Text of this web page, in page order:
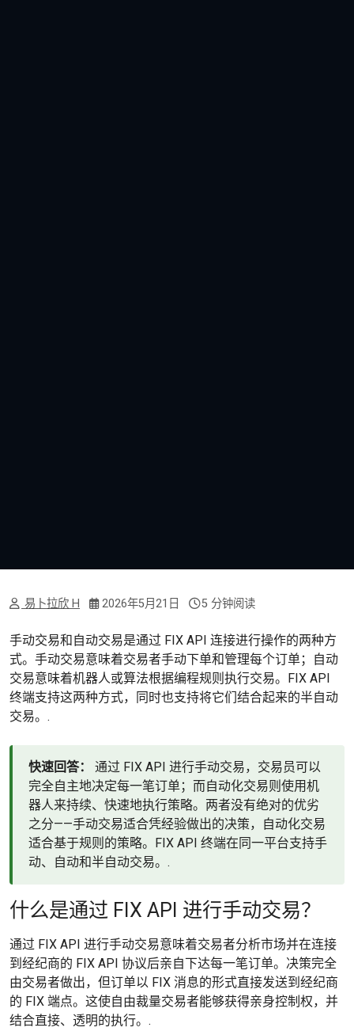
易卜拉欣 H 2026年5月21日 5 分钟阅读
手动交易和自动交易是通过 FIX API 连接进行操作的两种方
式。手动交易意味着交易者手动下单和管理每个订单；自动
交易意味着机器人或算法根据编程规则执行交易。FIX API
终端支持这两种方式，同时也支持将它们结合起来的半自动
交易。.
快速回答：
通过 FIX API 进行手动交易，交易员可以
完全自主地决定每一笔订单；而自动化交易则使用机
器人来持续、快速地执行策略。两者没有绝对的优劣
之分——手动交易适合凭经验做出的决策，自动化交易
适合基于规则的策略。FIX API 终端在同一平台支持手
动、自动和半自动交易。.
什么是通过 FIX API 进行手动交易？
通过 FIX API 进行手动交易意味着交易者分析市场并在连接
到经纪商的 FIX API 协议后亲自下达每一笔订单。决策完全
由交易者做出，但订单以 FIX 消息的形式直接发送到经纪商
的 FIX 端点。这使自由裁量交易者能够获得亲身控制权，并
结合直接、透明的执行。.